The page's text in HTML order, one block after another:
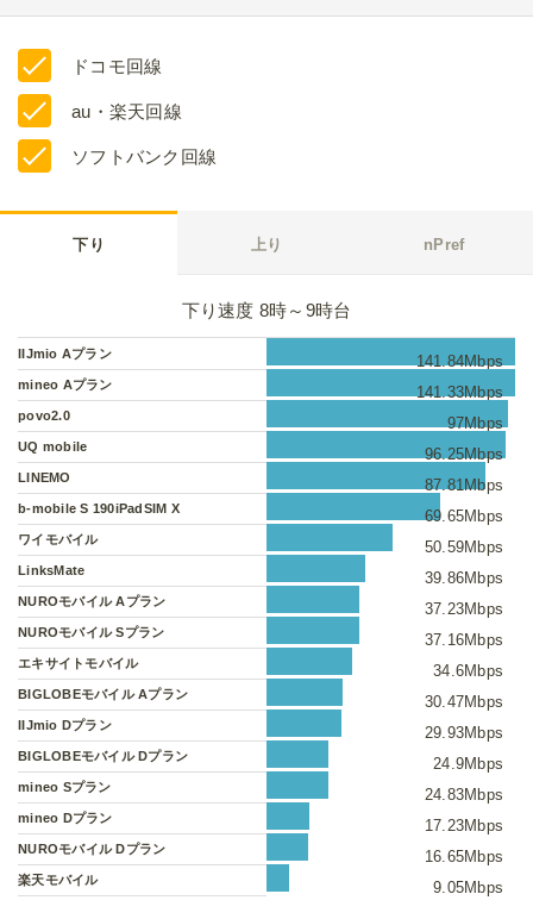
ドコモ回線
au・楽天回線
ソフトバンク回線
下り 上り nPref
下り速度 8時～9時台
IIJmio Aプラン 141.84Mbps
mineo Aプラン 141.33Mbps
povo2.0 97Mbps
UQ mobile 96.25Mbps
LINEMO 87.81Mbps
b-mobile S 190iPadSIM X 69.65Mbps
ワイモバイル 50.59Mbps
LinksMate 39.86Mbps
NUROモバイル Aプラン 37.23Mbps
NUROモバイル Sプラン 37.16Mbps
エキサイトモバイル 34.6Mbps
BIGLOBEモバイル Aプラン 30.47Mbps
IIJmio Dプラン 29.93Mbps
BIGLOBEモバイル Dプラン 24.9Mbps
mineo Sプラン 24.83Mbps
mineo Dプラン 17.23Mbps
NUROモバイル Dプラン 16.65Mbps
楽天モバイル 9.05Mbps